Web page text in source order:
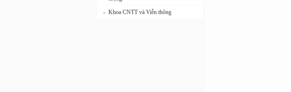
» Khoa CNTT và Viễn thông